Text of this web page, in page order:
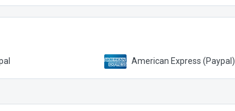
American Express (Paypal)